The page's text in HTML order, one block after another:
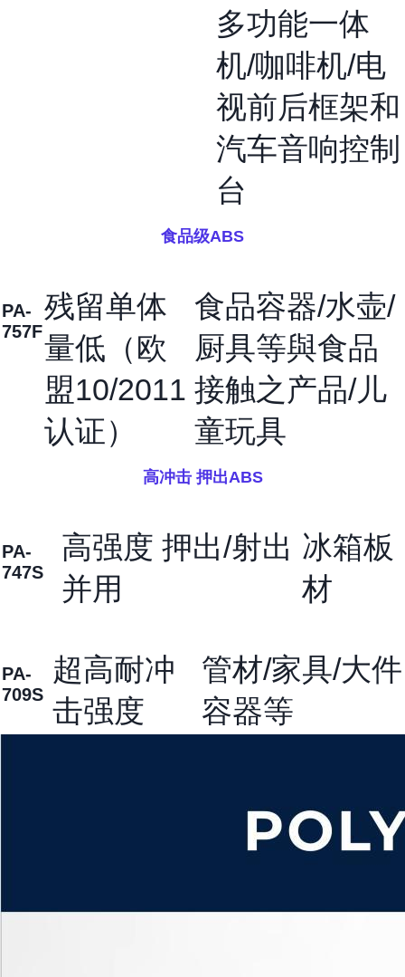
多功能一体
机/咖啡机/电
视前后框架和
汽车音响控制
台
食品级ABS
PA-
757F
残留单体
量低（欧
盟10/2011
认证）
食品容器/水壶/
厨具等與食品
接触之产品/儿
童玩具
高冲击 押出ABS
PA-
747S
高强度 押出/射出
并用
冰箱板
材
PA-
709S
超高耐冲
击强度
管材/家具/大件
容器等